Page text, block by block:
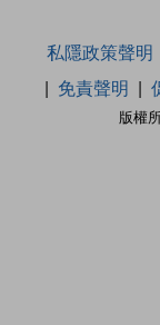
版權
私隱政策聲明
免責聲明